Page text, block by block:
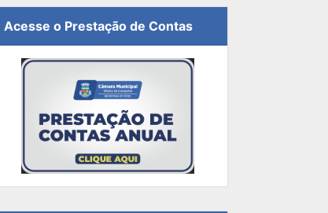
Acesse o Prestação de Contas